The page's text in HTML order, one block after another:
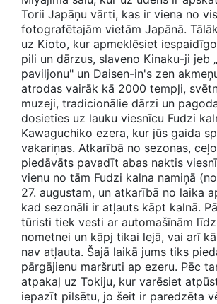
Torii Japāņu vārti, kas ir viena no
fotografētajām vietām Japānā.
uz Kioto, kur apmeklēsiet
pili un dārzus, slaveno Kinaku-ji jeb
paviljonu" un Daisen-in's zen
atrodas vairāk kā 2000 tempļi,
muzeji, tradicionālie dārzi un
dosieties uz lauku viesnīcu Fudzi
Kawaguchiko ezera, kur jūs gaida
vakariņas. Atkarībā no sezonas,
piedāvāts pavadīt abas naktis
vienu no tām Fudzi kalna namiņā
27. augustam, un atkarībā no laika
kad sezonāli ir atļauts kāpt kalnā.
tūristi tiek vesti ar automašīnām
nometnei un kāpj tikai lejā, vai arī
nav atļauta. Šajā laikā jums tiks
pārgājienu maršruti ap ezeru. Pēc
atpakaļ uz Tokiju, kur varēsiet
iepazīt pilsētu, jo šeit ir paredzēta